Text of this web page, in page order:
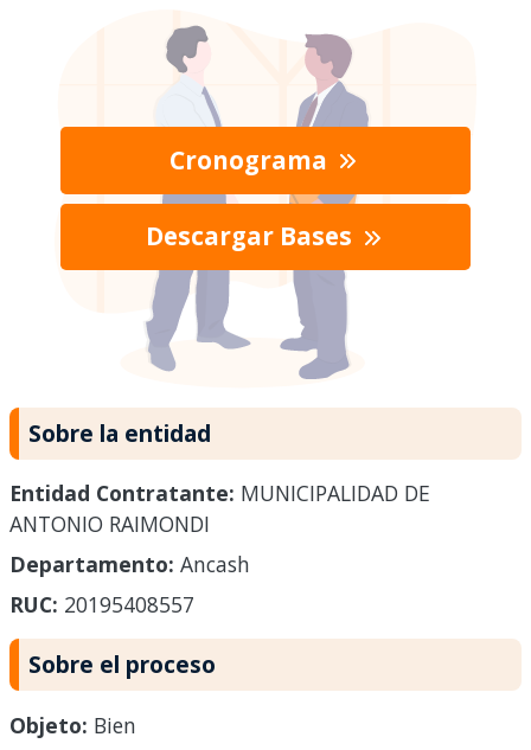
Cronograma
Descargar Bases
Sobre la entidad
Entidad Contratante: MUNICIPALIDAD DE
ANTONIO RAIMONDI
Departamento: Ancash
RUC: 20195408557
Sobre el proceso
Objeto: Bien